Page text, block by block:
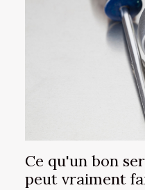
Ce qu'un bon
peut vraiment